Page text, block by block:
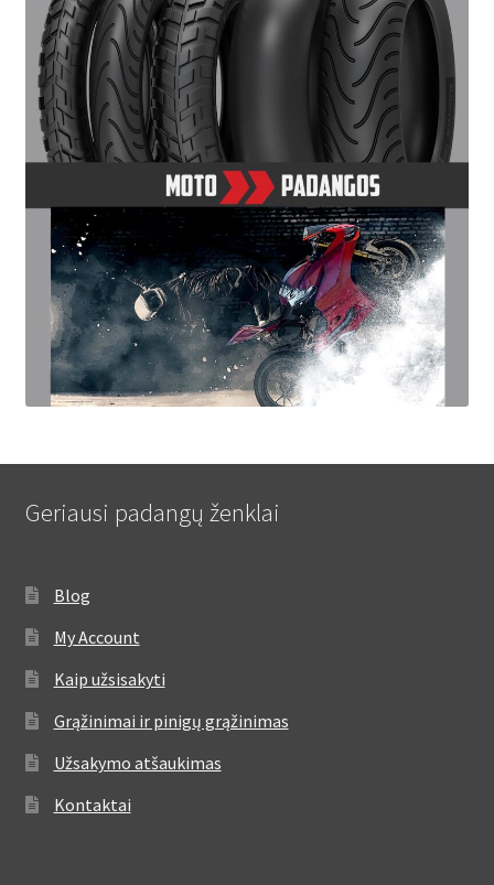
Geriausi padangų ženklai
Blog
My Account
Kaip užsisakyti
Grąžinimai ir pinigų grąžinimas
Užsakymo atšaukimas
Kontaktai